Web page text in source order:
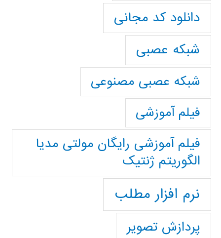
دانلود کد مجانی
شبکه عصبی
شبکه عصبی مصنوعی
فیلم آموزشی
فیلم آموزشی رایگان مولتی مدیا
الگوریتم ژنتیک
نرم افزار مطلب
پردازش تصویر